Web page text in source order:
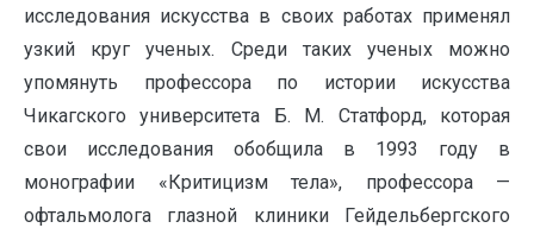
исследования искусства в своих работах применял
узкий круг ученых. Среди таких ученых можно
упомянуть профессора по истории искусства
Чикагского университета Б. М. Статфорд, которая
свои исследования обобщила в 1993 году в
монографии «Критицизм тела», профессора —
офтальмолога глазной клиники Гейдельбергского